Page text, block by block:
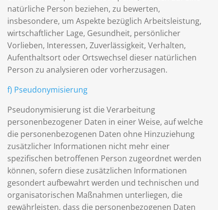
natürliche Person beziehen, zu bewerten,
insbesondere, um Aspekte bezüglich Arbeitsleistung,
wirtschaftlicher Lage, Gesundheit, persönlicher
Vorlieben, Interessen, Zuverlässigkeit, Verhalten,
Aufenthaltsort oder Ortswechsel dieser natürlichen
Person zu analysieren oder vorherzusagen.
f) Pseudonymisierung
Pseudonymisierung ist die Verarbeitung
personenbezogener Daten in einer Weise, auf welche
die personenbezogenen Daten ohne Hinzuziehung
zusätzlicher Informationen nicht mehr einer
spezifischen betroffenen Person zugeordnet werden
können, sofern diese zusätzlichen Informationen
gesondert aufbewahrt werden und technischen und
organisatorischen Maßnahmen unterliegen, die
gewährleisten, dass die personenbezogenen Daten